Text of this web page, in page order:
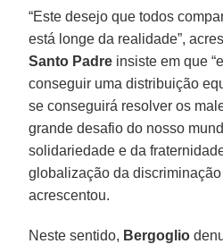
“Este desejo que todos
está longe da realidade”,
Santo Padre insiste em que
conseguir uma distribuição
se conseguirá resolver os
grande desafio do nosso
solidariedade e da
globalização da discriminação
acrescentou.
Neste sentido, Bergoglio